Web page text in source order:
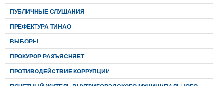
ПУБЛИЧНЫЕ СЛУШАНИЯ
ПРЕФЕКТУРА ТИНАО
ВЫБОРЫ
ПРОКУРОР РАЗЪЯСНЯЕТ
ПРОТИВОДЕЙСТВИЕ КОРРУПЦИИ